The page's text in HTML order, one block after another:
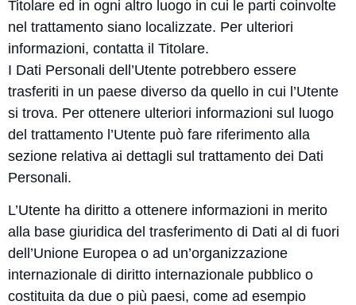
Titolare ed in ogni altro luogo in cui le parti coinvolte
nel trattamento siano localizzate. Per ulteriori
informazioni, contatta il Titolare.
I Dati Personali dell’Utente potrebbero essere
trasferiti in un paese diverso da quello in cui l’Utente
si trova. Per ottenere ulteriori informazioni sul luogo
del trattamento l’Utente può fare riferimento alla
sezione relativa ai dettagli sul trattamento dei Dati
Personali.
L’Utente ha diritto a ottenere informazioni in merito
alla base giuridica del trasferimento di Dati al di fuori
dell’Unione Europea o ad un’organizzazione
internazionale di diritto internazionale pubblico o
costituita da due o più paesi, come ad esempio